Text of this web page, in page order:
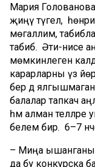
Мария
җиңү түгел, ә
мөгаллимә,
табиб. Әти-әнисе
мөмкинлеген
карарларны үз
бер дә
балалар тапкач
һәм алман телләре
белем бирә. 6–7
– Миңа
да бу конкурска